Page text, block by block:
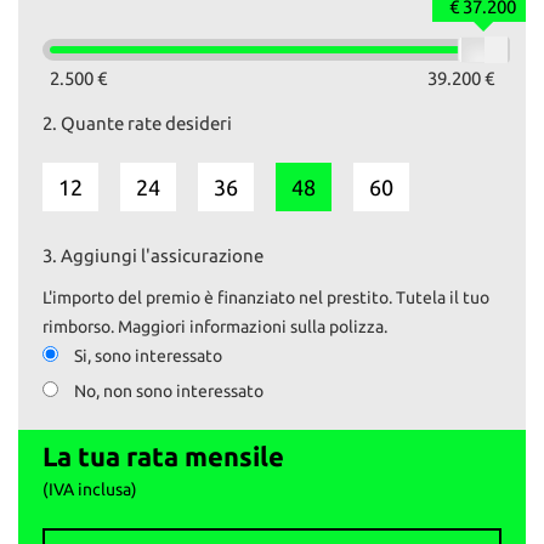
- Capote elettrica
- Climatizzatore automatico
- Sedili anteriori regolabili elettricamente
- Autoradio Blaupunkt
- Doppio terminale di scarico
- Frangivento
Il prezzo esposto comprende il tagliando preconsegna e la
revisione, se necessaria.
Il passaggio è escluso.
I nostri servizi:
- Permute e ritiro usato con pagamento immediato
2.500 € 39.200 €
€ 37.200
2. Quante rate desideri
12 24 36 48 60
3. Aggiungi l'assicurazione
L'importo del premio è finanziato nel prestito. Tutela il tuo
rimborso. Maggiori informazioni sulla polizza.
Si, sono interessato
No, non sono interessato
La tua rata mensile
(IVA inclusa)